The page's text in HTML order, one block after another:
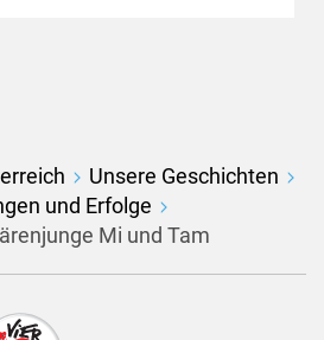
Unsere Geschichten
und Erfolge
Mi und Tam